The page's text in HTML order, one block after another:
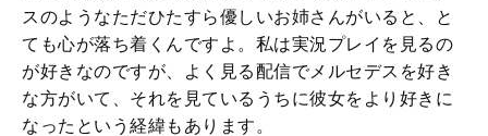
スのようなただひたすら優しいお姉さんがいると、と
ても心が落ち着くんですよ。私は実況プレイを見るの
が好きなのですが、よく見る配信でメルセデスを好き
な方がいて、それを見ているうちに彼女をより好きに
なったという経緯もあります。